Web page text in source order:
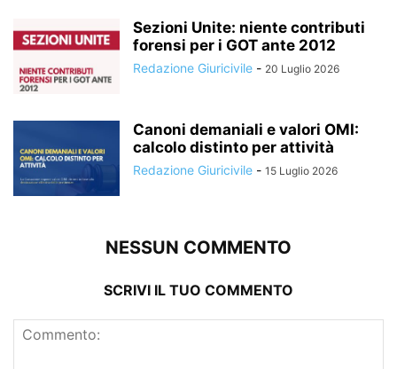
Sezioni Unite: niente contributi
forensi per i GOT ante 2012
Redazione Giuricivile - 20 Luglio 2026
Canoni demaniali e valori OMI:
calcolo distinto per attività
Redazione Giuricivile - 15 Luglio 2026
NESSUN COMMENTO
SCRIVI IL TUO COMMENTO